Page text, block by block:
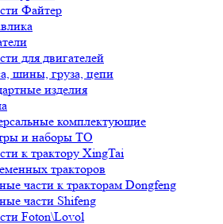
Файтер
для двигателей
шины, груза, цепи
изделия
комплектующие
и наборы ТО
к трактору XingTai
тракторов
части к тракторам Dongfeng
части Shifeng
Foton\Lovol